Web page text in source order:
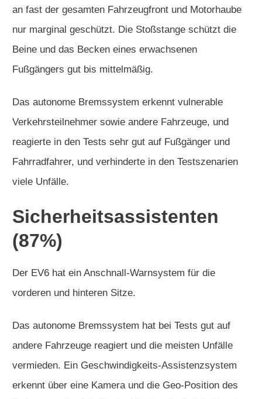
an fast der gesamten Fahrzeugfront und Motorhaube
nur marginal geschützt. Die Stoßstange schützt die
Beine und das Becken eines erwachsenen
Fußgängers gut bis mittelmäßig.
Das autonome Bremssystem erkennt vulnerable
Verkehrsteilnehmer sowie andere Fahrzeuge, und
reagierte in den Tests sehr gut auf Fußgänger und
Fahrradfahrer, und verhinderte in den Testszenarien
viele Unfälle.
Sicherheitsassistenten
(87%)
Der EV6 hat ein Anschnall-Warnsystem für die
vorderen und hinteren Sitze.
Das autonome Bremssystem hat bei Tests gut auf
andere Fahrzeuge reagiert und die meisten Unfälle
vermieden. Ein Geschwindigkeits-Assistenzsystem
erkennt über eine Kamera und die Geo-Position des